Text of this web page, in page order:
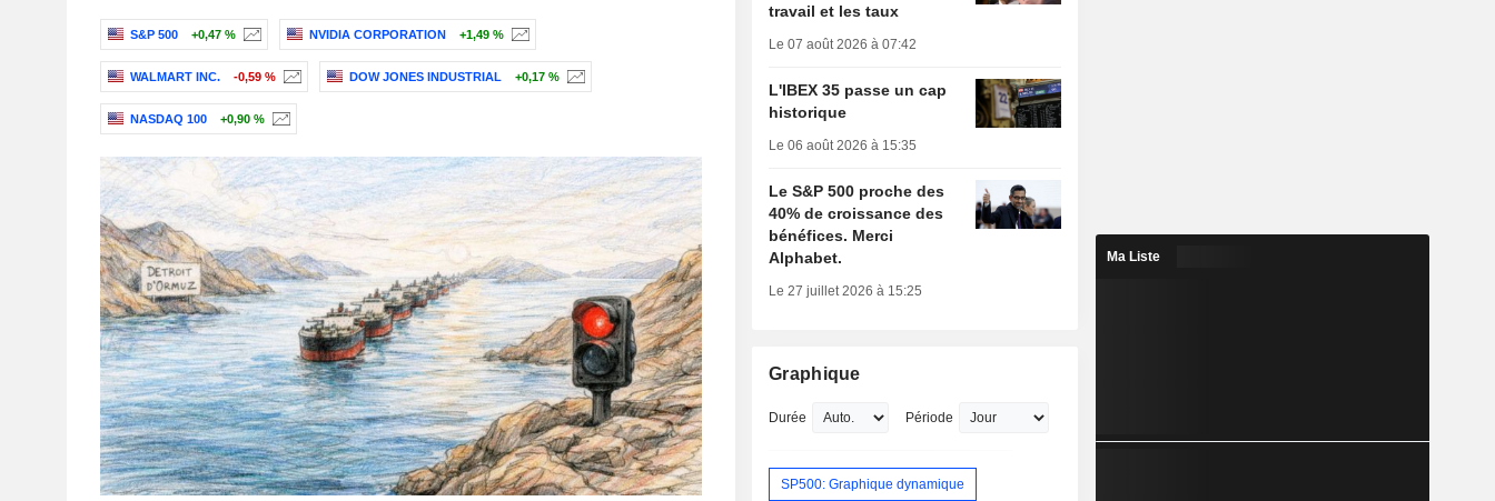
S&P 500 +0,47 % NVIDIA CORPORATION +1,49 %
WALMART INC. -0,59 % DOW JONES INDUSTRIAL +0,17 %
NASDAQ 100 +0,90 %
travail et les taux
Le 07 août 2026 à 07:42
L'IBEX 35 passe un cap
historique
Le 06 août 2026 à 15:35
Le S&P 500 proche des
40% de croissance des
bénéfices. Merci
Alphabet.
Le 27 juillet 2026 à 15:25
Graphique
Durée Période
SP500: Graphique dynamique
Ma Liste